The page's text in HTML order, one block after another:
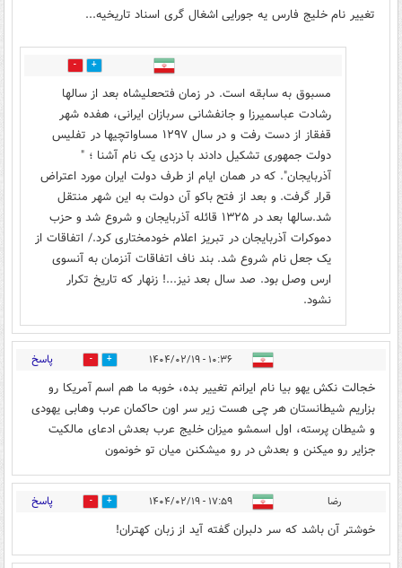
تغییر نام خلیج فارس یه جورایی اشغال گری اسناد تاریخیه...
0
مسبوق به سابقه است. در زمان فتحعلیشاه بعد از سالها
رشادت عباسمیرزا و جانفشانی سربازان ایرانی، هفده شهر
قفقاز از دست رفت و در سال ۱۲۹۷ مساواتچیها در تفلیس
دولت جمهوری تشکیل دادند با دزدی یک نام آشنا ؛ "
آذربایجان". که در همان ایام از طرف دولت ایران مورد اعتراض
قرار گرفت. و بعد از فتح باکو آن دولت به این شهر منتقل
شد.سالها بعد در ۱۳۲۵ قائله آذربایجان و شروع شد و حزب
دموکرات آذربایجان در تبریز اعلام خودمختاری کرد./ اتفاقات از
یک جعل نام شروع شد. بند ناف اتفاقات آنزمان به آنسوی
ارس وصل بود. صد سال بعد نیز...! زنهار که تاریخ تکرار
نشود.
۱۰:۳۶ - ۱۴۰۴/۰۲/۱۹ 5 پاسخ
خجالت نکش یهو بیا نام ایرانم تغییر بده، خوبه ما هم اسم آمریکا رو
بزاریم شیطانستان هر چی هست زیر سر اون حاکمان عرب وهابی یهودی
و شیطان پرسته، اول اسمشو میزان خلیج عرب بعدش ادعای مالکیت
جزایر رو میکنن و بعدش در رو میشکنن میان تو خونمون
رضا ۱۷:۵۹ - ۱۴۰۴/۰۲/۱۹ 0 پاسخ
خوشتر آن باشد که سر دلبران گفته آید از زبان کهتران!